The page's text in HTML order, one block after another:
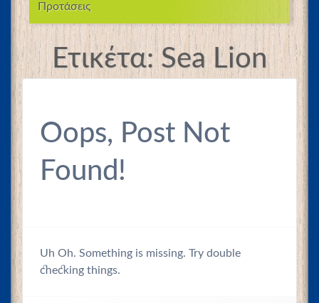
Προτάσεις
Ετικέτα:Sea Lion
Oops, Post Not
Found!
Uh Oh. Something is missing. Try double
checking things.